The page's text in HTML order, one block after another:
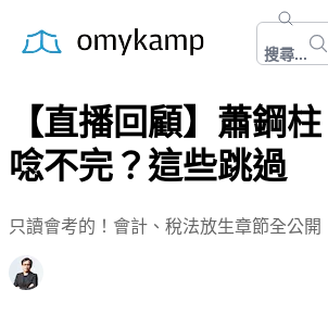
搜尋...
【直播回顧】蕭鋼
唸不完？這些跳過
只讀會考的！會計、稅法放生章節全公開